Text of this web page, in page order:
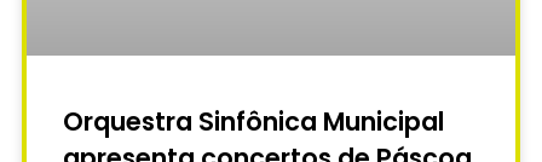
Orquestra Sinfônica Municipal